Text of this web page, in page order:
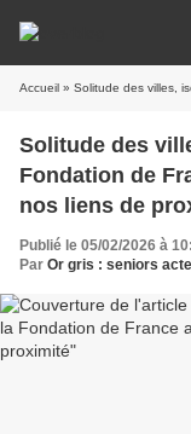
Accueil » Solitude des villes, isolement
Solitude des
Fondation de
nos liens de
Publié le 05/02/2026 à
Par Or gris : seniors